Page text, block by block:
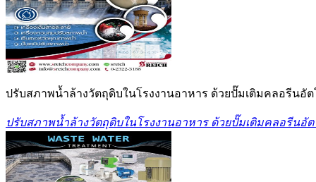
ปรับสภาพน้ำล้างวัตถุดิบในโรงงานอาหาร ด้วยปั๊มเติมคลอรีนอั
ปรับสภาพน้ำล้างวัตถุดิบในโรงงานอาหาร ด้วยปั๊มเติมคลอรีนอั